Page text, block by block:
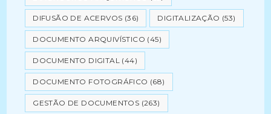
DIFUSÃO DE ACERVOS (36) DIGITALIZAÇÃO (53)
DOCUMENTO ARQUIVÍSTICO (45)
DOCUMENTO DIGITAL (44)
DOCUMENTO FOTOGRÁFICO (68)
GESTÃO DE DOCUMENTOS (263)